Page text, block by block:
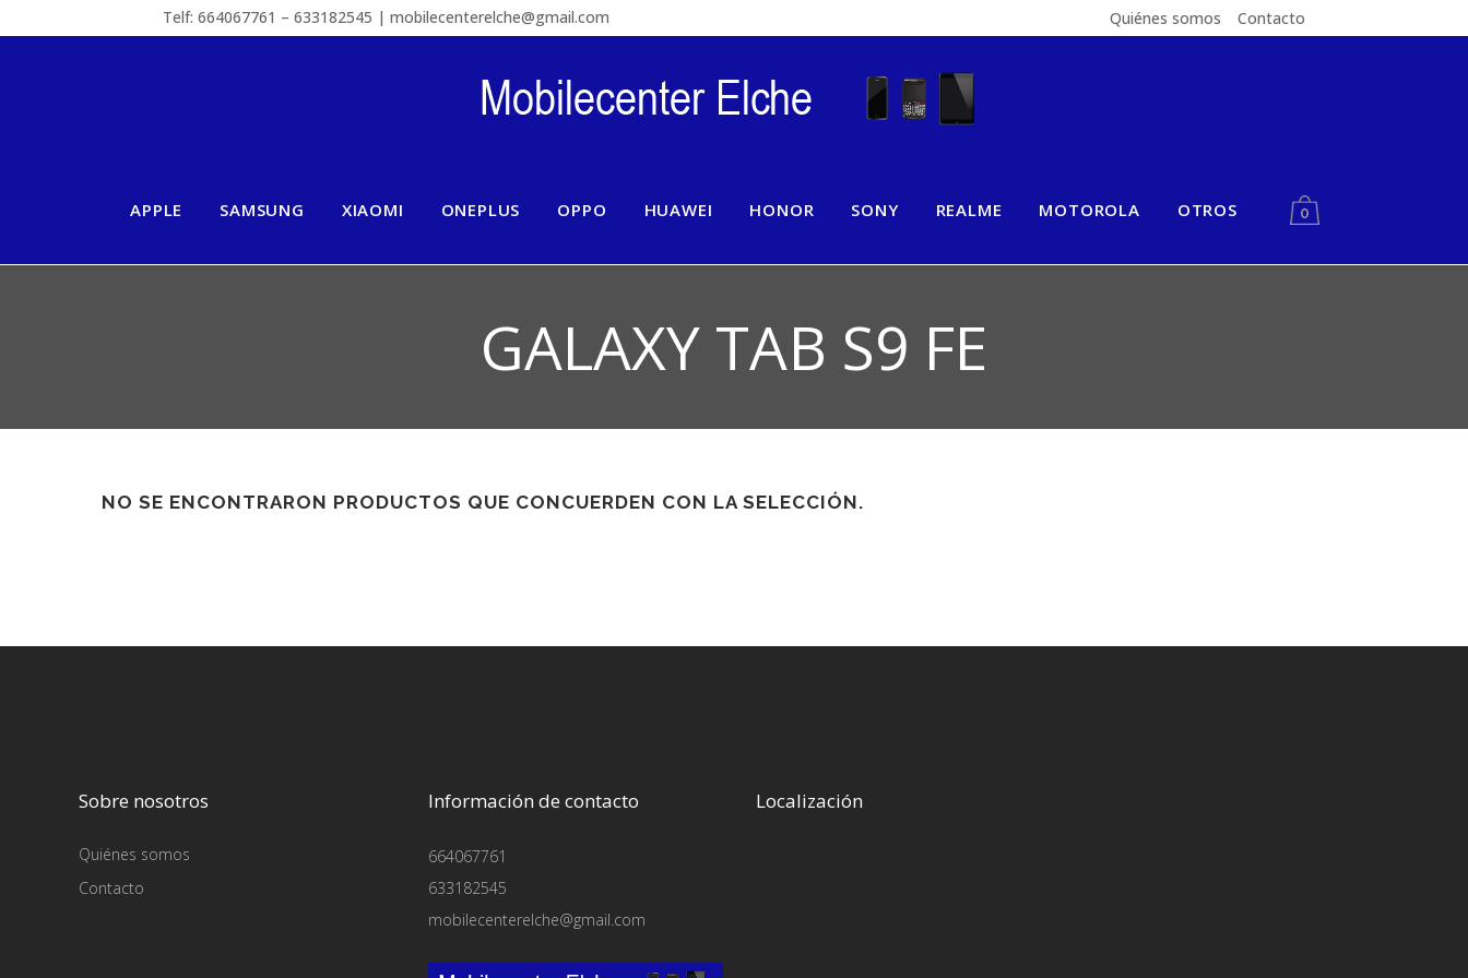
Telf: 664067761 – 633182545 | mobilecenterelche@gmail.com Quiénes somos Contacto
APPLE SAMSUNG XIAOMI ONEPLUS OPPO HUAWEI HONOR SONY REALME MOTOROLA OTROS 0
GALAXY TAB S9 FE
NO SE ENCONTRARON PRODUCTOS QUE CONCUERDEN CON LA SELECCIÓN.
Sobre nosotros
Quiénes somos
Contacto
Información de contacto
664067761
633182545
mobilecenterelche@gmail.com
Localización